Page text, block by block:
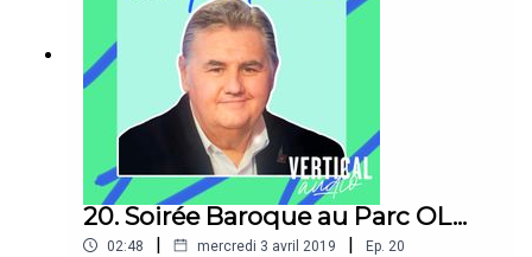
20. Soirée Baroque au Parc OL...
02:48 | mercredi 3 avril 2019 | Ep. 20